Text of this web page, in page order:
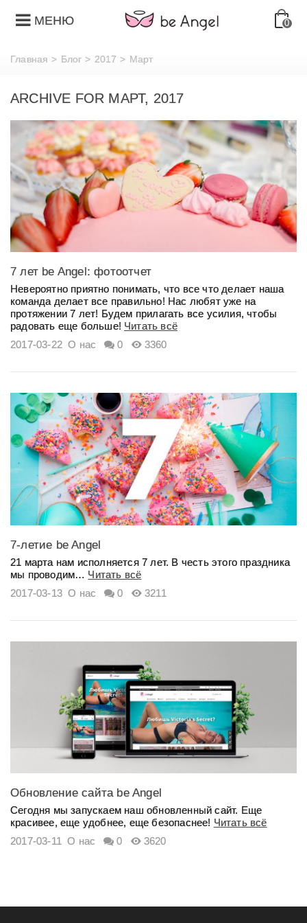
МЕНЮ 0
Главная > Блог > 2017 > Март
ARCHIVE FOR МАРТ, 2017
7 лет be Angel: фотоотчет
Невероятно приятно понимать, что все что делает наша
команда делает все правильно! Нас любят уже на
протяжении 7 лет! Будем прилагать все усилия, чтобы
радовать еще больше! Читать всё
2017-03-22 О нас 0 3360
7-летие be Angel
21 марта нам исполняется 7 лет. В честь этого праздника
мы проводим… Читать всё
2017-03-13 О нас 0 3211
Обновление сайта be Angel
Сегодня мы запускаем наш обновленный сайт. Еще
красивее, еще удобнее, еще безопаснее! Читать всё
2017-03-11 О нас 0 3620